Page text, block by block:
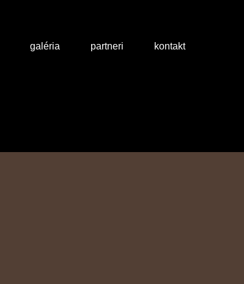
galéria partneri kontakt